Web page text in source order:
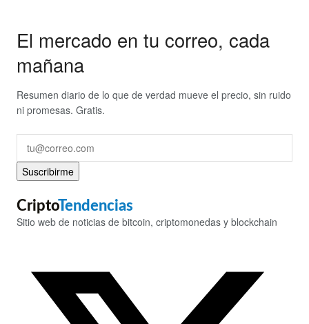
El mercado en tu correo, cada
mañana
Resumen diario de lo que de verdad mueve el precio, sin ruido
ni promesas. Gratis.
Suscribirme
CriptoTendencias
Sitio web de noticias de bitcoin, criptomonedas y blockchain